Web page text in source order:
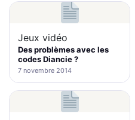
Jeux vidéo
Des problèmes avec les
codes Diancie ?
7 novembre 2014